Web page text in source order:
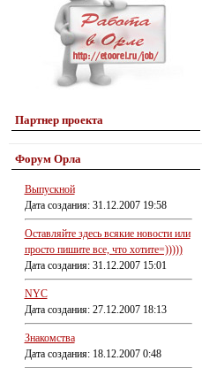
Партнер проекта
Форум Орла
Выпускной
Дата создания: 31.12.2007 19:58
Оставляйте здесь всякие новости или
просто пишите все, что хотите=)))))
Дата создания: 31.12.2007 15:01
NYC
Дата создания: 27.12.2007 18:13
Знакомства
Дата создания: 18.12.2007 0:48